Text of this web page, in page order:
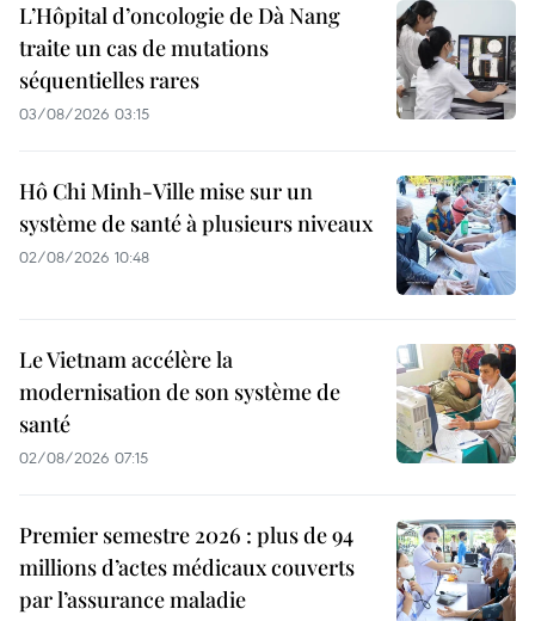
L’Hôpital d’oncologie de Dà Nang
traite un cas de mutations
séquentielles rares
03/08/2026 03:15
Hô Chi Minh-Ville mise sur un
système de santé à plusieurs niveaux
02/08/2026 10:48
Le Vietnam accélère la
modernisation de son système de
santé
02/08/2026 07:15
Premier semestre 2026 : plus de 94
millions d’actes médicaux couverts
par l’assurance maladie